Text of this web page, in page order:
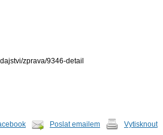
zprava/9346-detail
Poslat emailem Vytisknout